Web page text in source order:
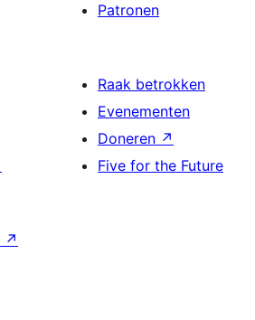
Patronen
Raak betrokken
Evenementen
Doneren ↗
Five for the Future
↗